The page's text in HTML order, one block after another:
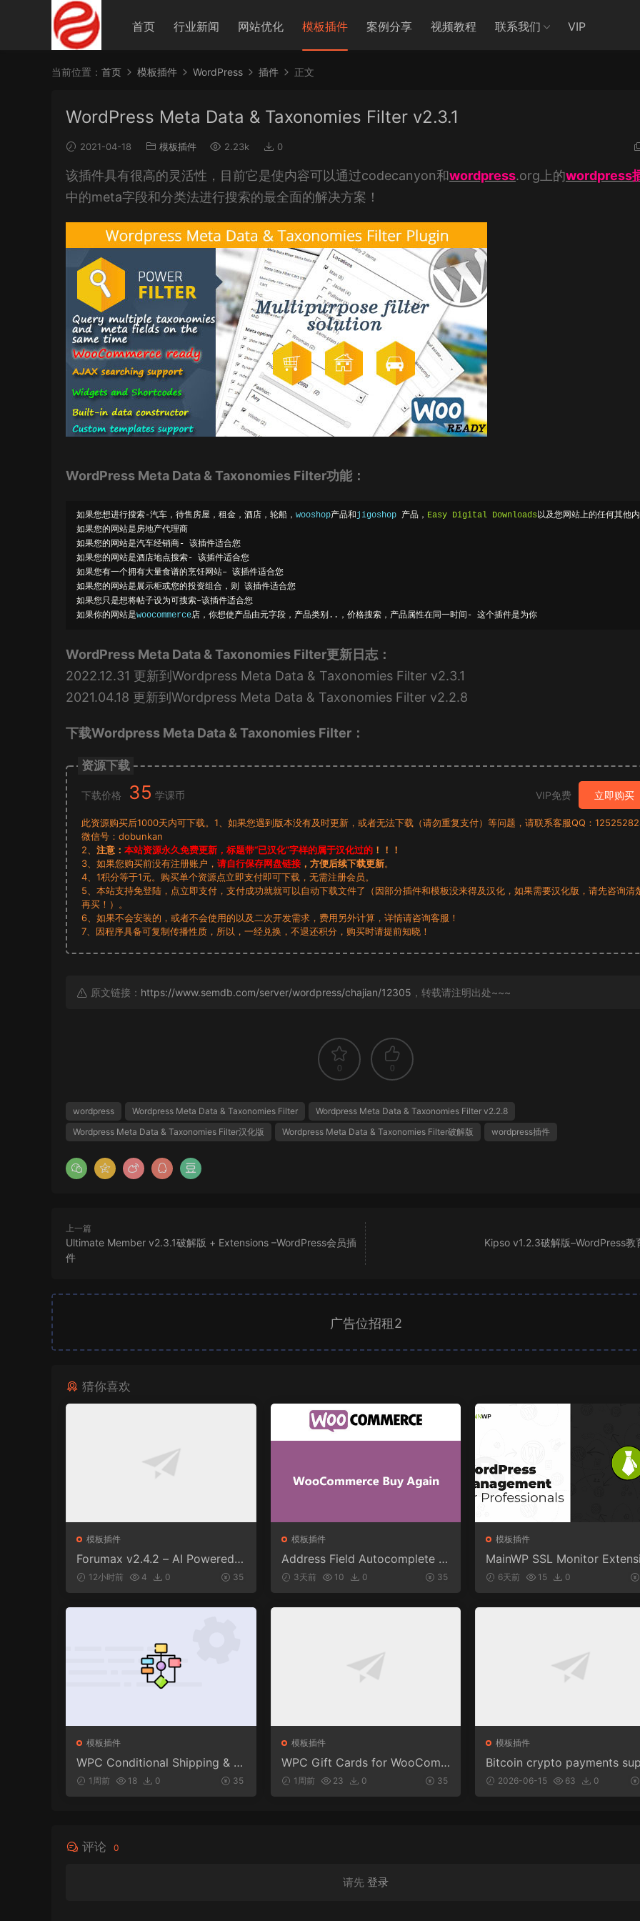
首页 行业新闻 网站优化 模板插件 案例分享 视频教程 联系我们 VIP
当前位置： 首页 模板插件 WordPress 插件 正文
WordPress Meta Data & Taxonomies Filter v2.3.1
2021-04-18 模板插件 2.23k 0
该插件具有很高的灵活性，目前它是使内容可以通过codecanyon和wordpress.org上的wordpress
中的meta字段和分类法进行搜索的最全面的解决方案！
WordPress Meta Data & Taxonomies Filter功能：
如果您想进行搜索-汽车，待售房屋，租金，酒店，轮船， wooshop产品和jigoshop 产品， Easy Digital Downloads以及您网站上的任何其他
如果您的网站是房地产代理商
如果您的网站是汽车经销商- 该插件适合您
如果您的网站是酒店地点搜索- 该插件适合您
如果您有一个拥有大量食谱的烹饪网站– 该插件适合您
如果您的网站是展示柜或您的投资组合，则 该插件适合您
如果您只是想将帖子设为可搜索–该插件适合您
如果你的网站是woocommerce店，你想使产品由元字段，产品类别..，价格搜索，产品属性在同一时间- 这个插件是为你
WordPress Meta Data & Taxonomies Filter更新日志：
2022.12.31 更新到Wordpress Meta Data & Taxonomies Filter v2.3.1
2021.04.18 更新到Wordpress Meta Data & Taxonomies Filter v2.2.8
下载Wordpress Meta Data & Taxonomies Filter：
资源下载
下载价格 35 学课币 VIP免费 立即购买
此资源购买后1000天内可下载。1、如果您遇到版本没有及时更新，或者无法下载（请勿重复支付）等问题，请联系客服QQ：
微信号：dobunkan
2、 注意： 本站资源永久免费更新，标题带“已汉化”字样的属于汉化过的 ！！！
3、如果您购买前没有注册账户， 请自行保存网盘链接 ，方便后续下载更新。
4、1积分等于1元。购买单个资源点立即支付即可下载，无需注册会员。
5、本站支持免登陆，点立即支付，支付成功就就可以自动下载文件了（因部分插件和模板没来得及汉化，如果需要汉化版，请先咨询清
再买！）。
6、如果不会安装的，或者不会使用的以及二次开发需求，费用另外计算，详情请咨询客服！
7、因程序具备可复制传播性质，所以，一经兑换，不退还积分，购买时请提前知晓！
原文链接： https://www.semdb.com/server/wordpress/chajian/12305 ，转载请注明出处~~~
0 0
wordpress Wordpress Meta Data & Taxonomies Filter
Wordpress Meta Data & Taxonomies Filter v2.2.8
Wordpress Meta Data & Taxonomies Filter汉化版
Wordpress Meta Data & Taxonomies Filter破解版 wordpress插件
上一篇
Ultimate Member v2.3.1破解版 + Extensions –WordPress会员插
件
Kipso v1.2.3破解版–WordPress教
广告位招租2
猜你喜欢
模板插件
Forumax v2.4.2 – AI Powered
Advanced Community Forum P
12小时前 4 0 35
模板插件
Address Field Autocomplete F
or WooCommerce v1.3.2
3天前 10 0 35
模板插件
MainWP SSL Monitor
n v5.2
6天前 15 0
模板插件
WPC Conditional Shipping & P
ayments (Premium) v1.0.2
1周前 18 0 35
模板插件
WPC Gift Cards for WooCom
merce (Premium) v1.0.2
1周前 23 0 35
模板插件
Bitcoin crypto payments
ort for CryptoPay v1.4.3
2026-06-15 63 0
评论 0
请先 登录